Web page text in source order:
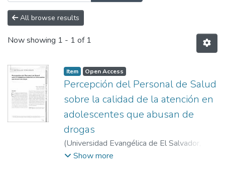
All browse results
Now showing 1 - 1 of 1
Item Open Access
Percepción del Personal de Salud
sobre la calidad de la atención en
adolescentes que abusan de
drogas
(Universidad Evangélica de El Salvador,
2012-06)Juárez de Amaya, Cristina
Show more